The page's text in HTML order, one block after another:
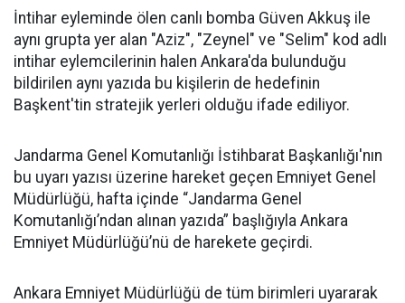
İntihar eyleminde ölen canlı bomba Güven Akkuş ile
aynı grupta yer alan "Aziz", "Zeynel" ve "Selim" kod adlı
intihar eylemcilerinin halen Ankara'da bulunduğu
bildirilen aynı yazıda bu kişilerin de hedefinin
Başkent'tin stratejik yerleri olduğu ifade ediliyor.
Jandarma Genel Komutanlığı İstihbarat Başkanlığı'nın
bu uyarı yazısı üzerine hareket geçen Emniyet Genel
Müdürlüğü, hafta içinde “Jandarma Genel
Komutanlığı’ndan alınan yazıda” başlığıyla Ankara
Emniyet Müdürlüğü’nü de harekete geçirdi.
Ankara Emniyet Müdürlüğü de tüm birimleri uyararak